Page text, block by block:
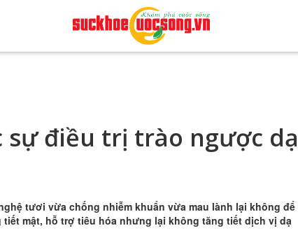
sự điều trị trào ngược dạ
tươi vừa chống nhiễm khuẩn vừa mau lành lại không để
mật, hỗ trợ tiêu hóa nhưng lại không tăng tiết dịch vị dạ